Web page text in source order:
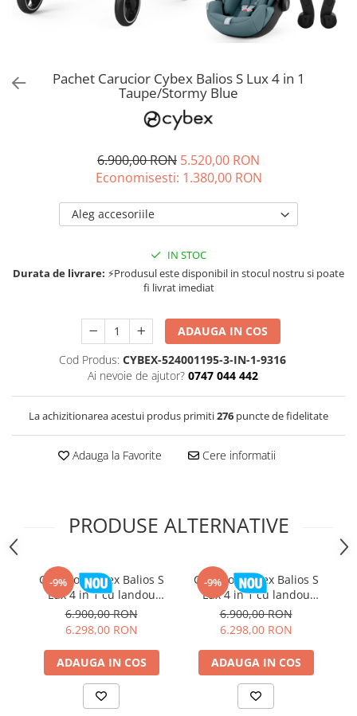
Decoratiuni
Jucarii electronice
Pachet Carucior Cybex Balios S Lux 4 in 1
Taupe/Stormy Blue
6.900,00 RON 5.520,00 RON
Economisesti: 1.380,00 RON
Aleg accesoriile
IN STOC
Durata de livrare: ⚡Produsul este disponibil in stocul nostru si poate
fi livrat imediat
ADAUGA IN COS
Cod Produs: CYBEX-524001195-3-IN-1-9316
Ai nevoie de ajutor? 0747 044 442
La achizitionarea acestui produs primiti276 puncte de fidelitate
Adauga la Favorite Cere informatii
PRODUSE ALTERNATIVE
-9%
Carucior Cybex Balios S
Lux 4 in 1 cu landou
pliabil Almond Beige
2026
6.900,00 RON
6.298,00 RON
ADAUGA IN COS
-9%
Carucior Cybex Balios S
Lux 4 in 1 cu landou
pliabil Chocolate Brown
2026
6.900,00 RON
6.298,00 RON
ADAUGA IN COS